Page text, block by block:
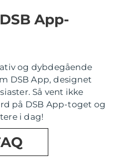
App-
og dybdegående
DSB App, designet
Så vent ikke
på DSB App-toget og
i dag!